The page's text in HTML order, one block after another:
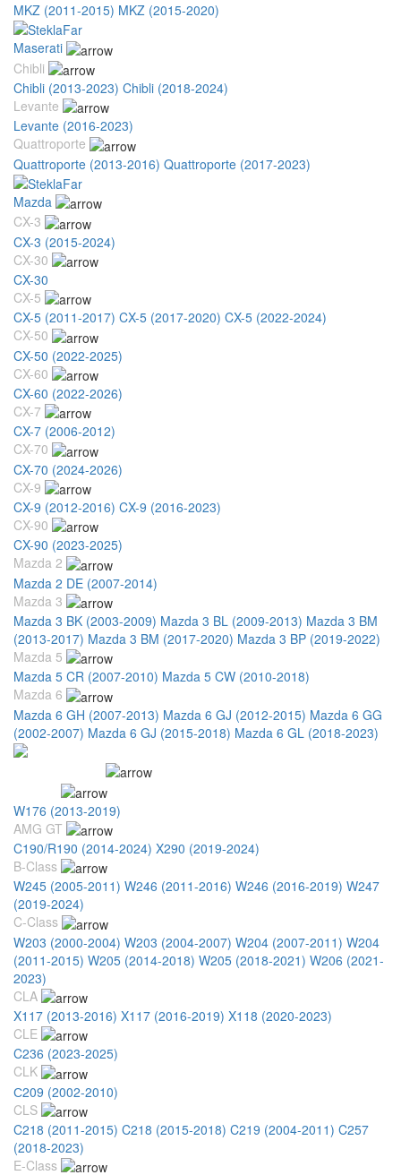
MKZ (2011-2015) MKZ (2015-2020)
Maserati
Chibli
Chibli (2013-2023) Chibli (2018-2024)
Levante
Levante (2016-2023)
Quattroporte
Quattroporte (2013-2016) Quattroporte (2017-2023)
Mazda
CX-3
CX-3 (2015-2024)
CX-30
CX-30
CX-5
CX-5 (2011-2017) CX-5 (2017-2020) CX-5 (2022-2024)
CX-50
CX-50 (2022-2025)
CX-60
CX-60 (2022-2026)
CX-7
CX-7 (2006-2012)
CX-70
CX-70 (2024-2026)
CX-9
CX-9 (2012-2016) CX-9 (2016-2023)
CX-90
CX-90 (2023-2025)
Mazda 2
Mazda 2 DE (2007-2014)
Mazda 3
Mazda 3 BK (2003-2009) Mazda 3 BL (2009-2013) Mazda 3 BM
(2013-2017) Mazda 3 BM (2017-2020) Mazda 3 BP (2019-2022)
Mazda 5
Mazda 5 CR (2007-2010) Mazda 5 CW (2010-2018)
Mazda 6
Mazda 6 GH (2007-2013) Mazda 6 GJ (2012-2015) Mazda 6 GG
(2002-2007) Mazda 6 GJ (2015-2018) Mazda 6 GL (2018-2023)
W176 (2013-2019)
AMG GT
C190/R190 (2014-2024) X290 (2019-2024)
B-Class
W245 (2005-2011) W246 (2011-2016) W246 (2016-2019) W247
(2019-2024)
C-Class
W203 (2000-2004) W203 (2004-2007) W204 (2007-2011) W204
(2011-2015) W205 (2014-2018) W205 (2018-2021) W206 (2021-
2023)
CLA
X117 (2013-2016) X117 (2016-2019) X118 (2020-2023)
CLE
C236 (2023-2025)
CLK
С209 (2002-2010)
CLS
C218 (2011-2015) C218 (2015-2018) C219 (2004-2011) C257
(2018-2023)
E-Class